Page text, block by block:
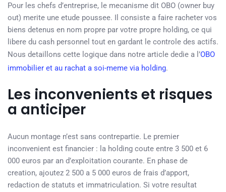
Pour les chefs d’entreprise, le mecanisme dit OBO (owner buy
out) merite une etude poussee. Il consiste a faire racheter vos
biens detenus en nom propre par votre propre holding, ce qui
libere du cash personnel tout en gardant le controle des actifs.
Nous detaillons cette logique dans notre article dedie a l’OBO
immobilier et au rachat a soi-meme via holding.
Les inconvenients et risques
a anticiper
Aucun montage n’est sans contrepartie. Le premier
inconvenient est financier : la holding coute entre 3 500 et 6
000 euros par an d’exploitation courante. En phase de
creation, ajoutez 2 500 a 5 000 euros de frais d’apport,
redaction de statuts et immatriculation. Si votre resultat